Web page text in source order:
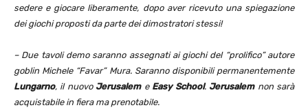
sedere e giocare liberamente, dopo aver ricevuto una spiegazione
dei giochi proposti da parte dei dimostratori stessi!
– Due tavoli demo saranno assegnati ai giochi del “prolifico” autore
goblin Michele “Favar” Mura. Saranno disponibili permanentemente
Lungarno, il nuovo Jerusalem e Easy School. Jerusalem non sarà
acquistabile in fiera ma prenotabile.